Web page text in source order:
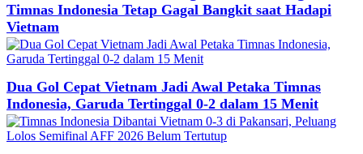
Timnas Indonesia Tetap Gagal Bangkit saat Hadapi
Vietnam
Dua Gol Cepat Vietnam Jadi Awal Petaka Timnas
Indonesia, Garuda Tertinggal 0-2 dalam 15 Menit